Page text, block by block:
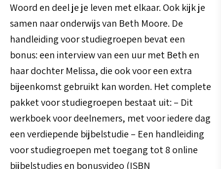
Woord en deel je je leven met elkaar. Ook kijk je
samen naar onderwijs van Beth Moore. De
handleiding voor studiegroepen bevat een
bonus: een interview van een uur met Beth en
haar dochter Melissa, die ook voor een extra
bijeenkomst gebruikt kan worden. Het complete
pakket voor studiegroepen bestaat uit: – Dit
werkboek voor deelnemers, met voor iedere dag
een verdiepende bijbelstudie – Een handleiding
voor studiegroepen met toegang tot 8 online
bijbelstudies en bonusvideo (ISBN